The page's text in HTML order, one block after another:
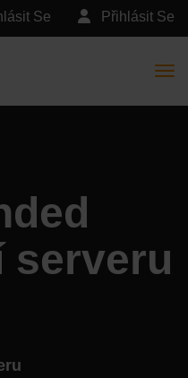
Přihlásit Se
Se
serveru